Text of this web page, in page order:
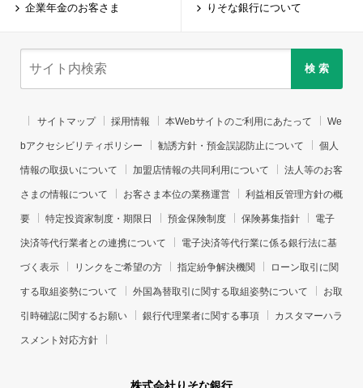
企業年金のお客さま りそな銀行について
検 索
サイトマップ 採用情報 本Webサイトのご利用にあたって We
bアクセシビリティポリシー 勧誘方針・預金誤認防止について 個人
情報の取扱いについて 加盟店情報の共同利用について 法人等のお客
さまの情報について お客さま本位の業務運営 利益相反管理方針の概
要 特定投資家制度・期限日 預金保険制度 保険募集指針 電子
決済等代行業者との連携について 電子決済等代行業に係る銀行法に基
づく表示 リンクをご希望の方 指定紛争解決機関 ローン取引に関
する取組姿勢について 外国為替取引に関する取組姿勢について お取
引時確認に関するお願い 銀行代理業者に関する事項 カスタマーハラ
スメント対応方針
株式会社りそな銀行